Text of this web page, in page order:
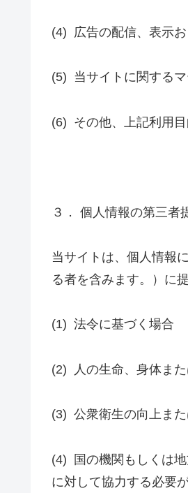
(4) 広告の配信、表示
(5) 当サイトに関する
(6) その他、上記利用
３． 個人情報の第三者
当サイトは、個人情報
る者を含みます。）に
(1) 法令に基づく場合
(2) 人の生命、身体ま
(3) 公衆衛生の向上ま
(4)
国の機関もしくは
に対して協力する必要